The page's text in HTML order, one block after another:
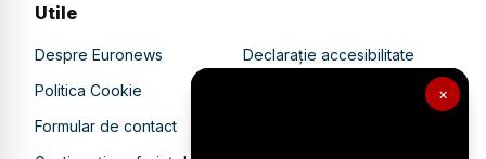
×
Utile
Despre Euronews
Declarație accesibilitate
Politica Cookie
Politica de confidențialitate
Formular de contact